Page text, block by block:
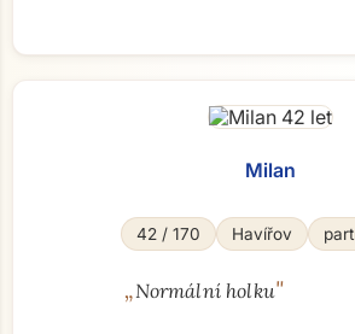
Milan
42 / 170 Havířov
„Normální holku"